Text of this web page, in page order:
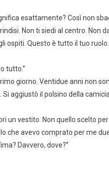
esattamente? Così non
Non ti siedi al centro. Non
ospiti. Questo è tutto il tuo
tutto.”
giorno. Ventidue anni non
aggiustò il polsino della
un vestito. Non quello scelto
che avevo comprato per me
Davvero, dove?”